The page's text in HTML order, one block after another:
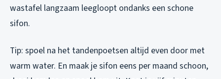
wastafel langzaam leegloopt ondanks een schone
sifon.
Tip: spoel na het tandenpoetsen altijd even door met
warm water. En maak je sifon eens per maand schoon,